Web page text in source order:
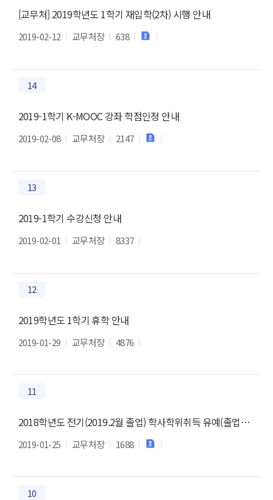
[교무처] 2019학년도 1학기 재입학(2차) 시행 안내
2019-02-12 교무처장 638
14
2019-1학기 K-MOOC 강좌 학점인정 안내
2019-02-08 교무처장 2147
13
2019-1학기 수강신청 안내
2019-02-01 교무처장 8337
12
2019학년도 1학기 휴학 안내
2019-01-29 교무처장 4876
11
2018학년도 전기(2019.2월 졸업) 학사학위취득 유예(졸업유보) 추가 신청 안내
2019-01-25 교무처장 1688
10